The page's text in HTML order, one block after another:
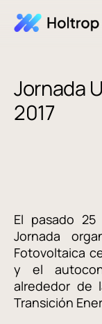
Jornada
2017
El pasado
Jornada
Fotovoltaica
y el
alrededor de
Transición